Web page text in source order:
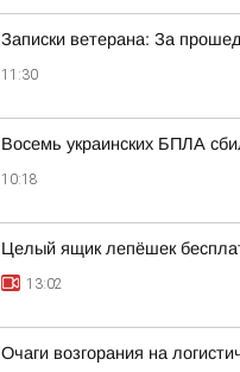
Записки ветерана: За
11:30
Восемь украинских БПЛА
10:18
Целый ящик лепёшек
13:02
Очаги возгорания на